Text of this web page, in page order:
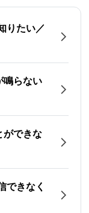
りたい／
鳴らない
ができな
できなく